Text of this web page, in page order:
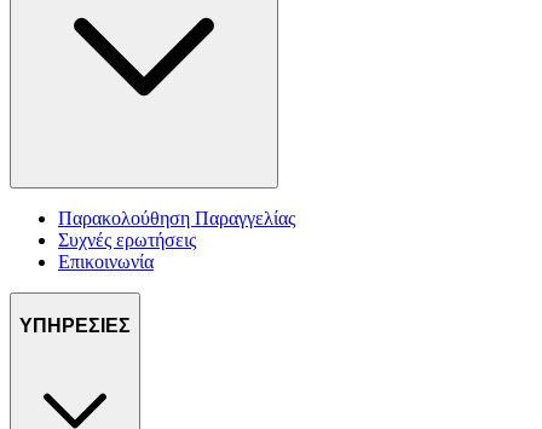
Παρακολούθηση Παραγγελίας
Συχνές ερωτήσεις
Επικοινωνία
ΥΠΗΡΕΣΙΕΣ